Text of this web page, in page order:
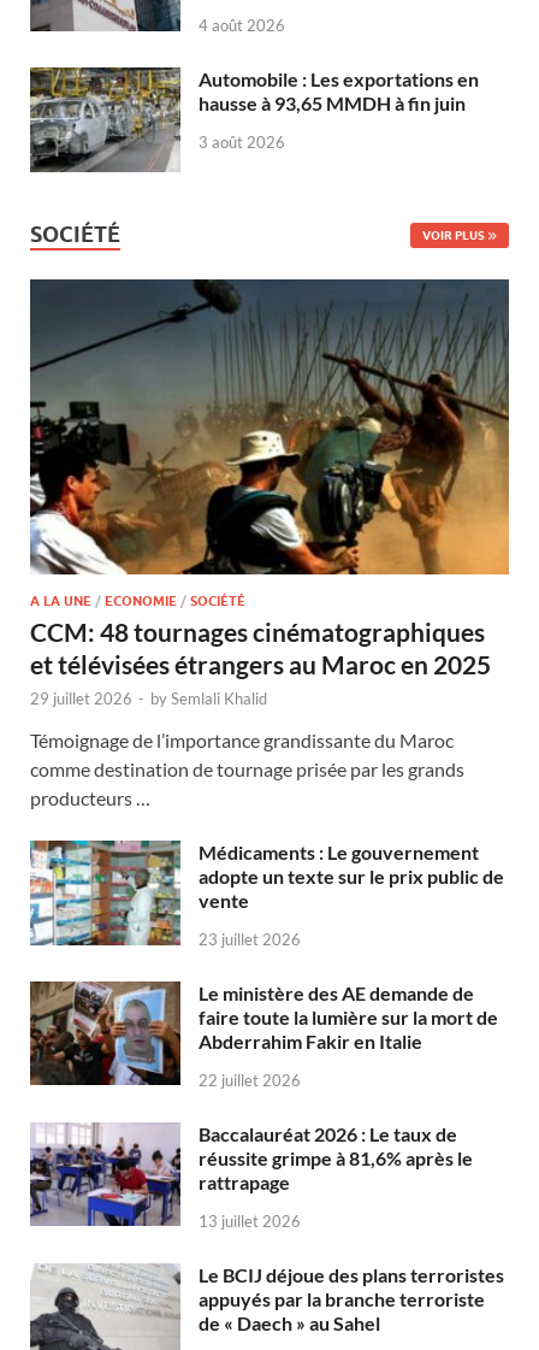
4 août 2026
Automobile : Les exportations en
hausse à 93,65 MMDH à fin juin
3 août 2026
SOCIÉTÉ VOIR PLUS
A LA UNE / ECONOMIE / SOCIÉTÉ
CCM: 48 tournages cinématographiques
et télévisées étrangers au Maroc en 2025
29 juillet 2026 - bySemlali Khalid
Témoignage de l’importance grandissante du Maroc
comme destination de tournage prisée par les grands
producteurs …
Médicaments : Le gouvernement
adopte un texte sur le prix public de
vente
23 juillet 2026
Le ministère des AE demande de
faire toute la lumière sur la mort de
Abderrahim Fakir en Italie
22 juillet 2026
Baccalauréat 2026 : Le taux de
réussite grimpe à 81,6% après le
rattrapage
13 juillet 2026
Le BCIJ déjoue des plans terroristes
appuyés par la branche terroriste
de « Daech » au Sahel